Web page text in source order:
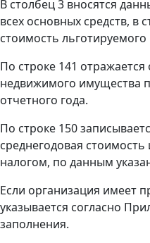
В столбец 3 вносятся
всех основных средств, в
стоимость
По строке 141
недвижимого имущества
отчетного года.
По строке 150
среднегодовая
налогом, по данным
Если организация имеет
указывается согласно
заполнения.